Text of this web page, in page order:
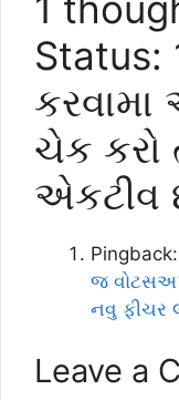
Status:
ચેક કરો
એકટીવ
Pingback:
જ
નવુ ફીચર
Leave a